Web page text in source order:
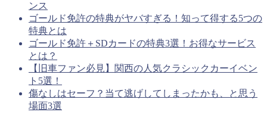
ンス
ゴールド免許の特典がヤバすぎる！知って得する5つの
特典とは
ゴールド免許＋SDカードの特典3選！お得なサービス
とは？
【旧車ファン必見】関西の人気クラシックカーイベン
ト5選！
傷なしはセーフ？当て逃げしてしまったかも、と思う
場面3選